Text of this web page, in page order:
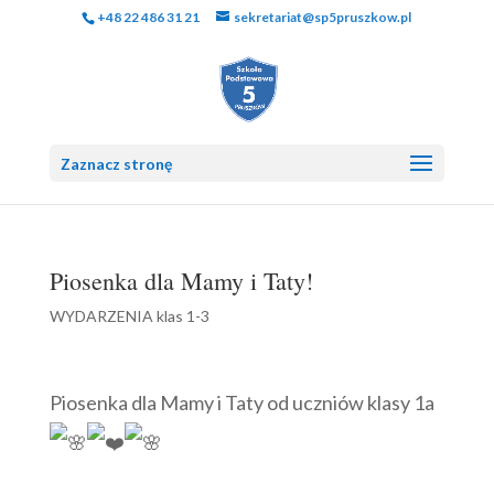
+48 22 486 31 21 sekretariat@sp5pruszkow.pl
Zaznacz stronę
Piosenka dla Mamy i Taty!
WYDARZENIA klas 1-3
Piosenka dla Mamy i Taty od uczniów klasy 1a